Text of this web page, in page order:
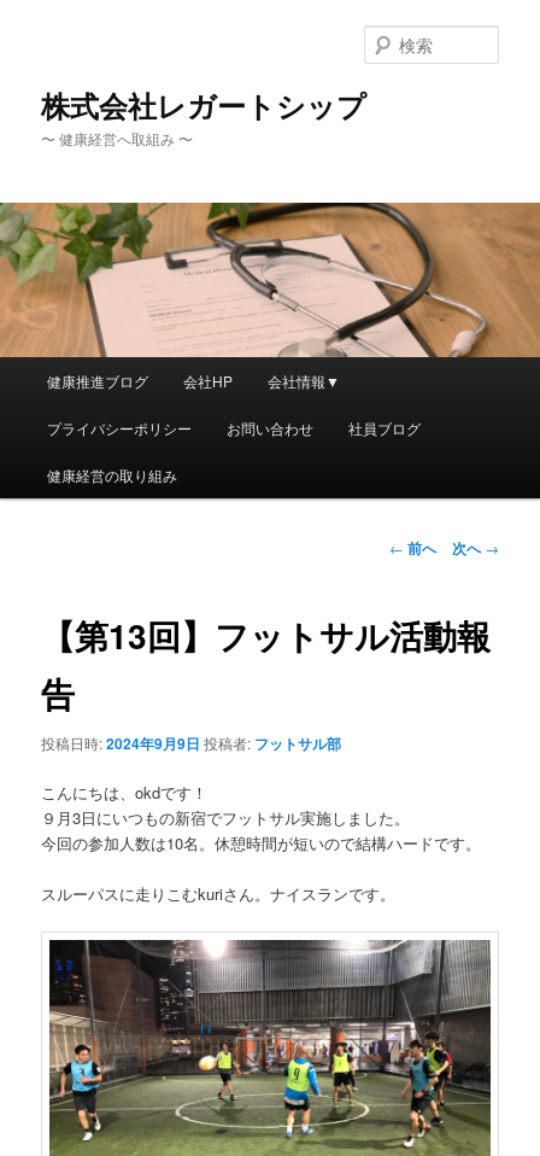
へ
移
動
株式会社レガートシップ
〜 健康経営へ取組み 〜
索
ュ
健康推進ブログ 会社HP 会社情報▼
プライバシーポリシー お問い合わせ 社員ブログ
健康経営の取り組み
投
ビ
ゲ
← 前へ 次へ→
【第13回】フットサル活動報
告
投稿日時:2024年9月9日 投稿者: フットサル部
こんにちは、okdです！
９月3日にいつもの新宿でフットサル実施しました。
今回の参加人数は10名。休憩時間が短いので結構ハードです。
スルーパスに走りこむkuriさん。ナイスランです。